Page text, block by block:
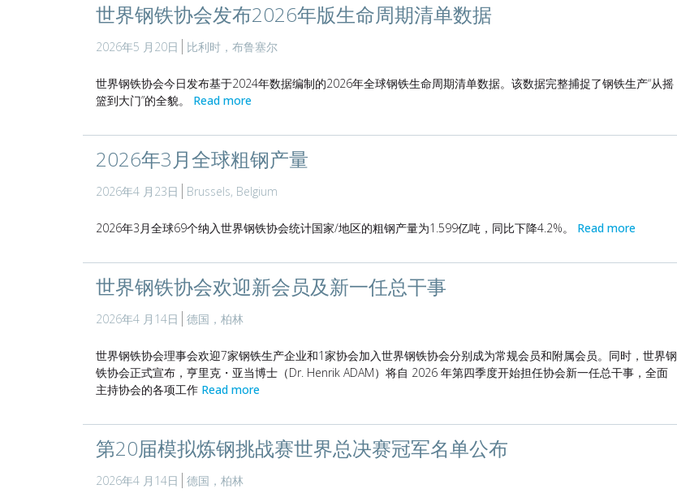
世界钢铁协会发布2026年版生命周期清单数据
2026年5 月20日 比利时，布鲁塞尔
世界钢铁协会今日发布基于2024年数据编制的2026年全球钢铁生命周期清单数据。该数据完整捕捉了钢铁生产“从摇
篮到大门”的全貌。 Read more
2026年3月全球粗钢产量
2026年4 月23日 Brussels, Belgium
2026年3月全球69个纳入世界钢铁协会统计国家/地区的粗钢产量为1.599亿吨，同比下降4.2%。 Read more
世界钢铁协会欢迎新会员及新一任总干事
2026年4 月14日 德国，柏林
世界钢铁协会理事会欢迎7家钢铁生产企业和1家协会加入世界钢铁协会分别成为常规会员和附属会员。同时，世界钢
铁协会正式宣布，亨里克・亚当博士（Dr. Henrik ADAM）将自 2026 年第四季度开始担任协会新一任总干事，全面
主持协会的各项工作 Read more
第20届模拟炼钢挑战赛世界总决赛冠军名单公布
2026年4 月14日 德国，柏林